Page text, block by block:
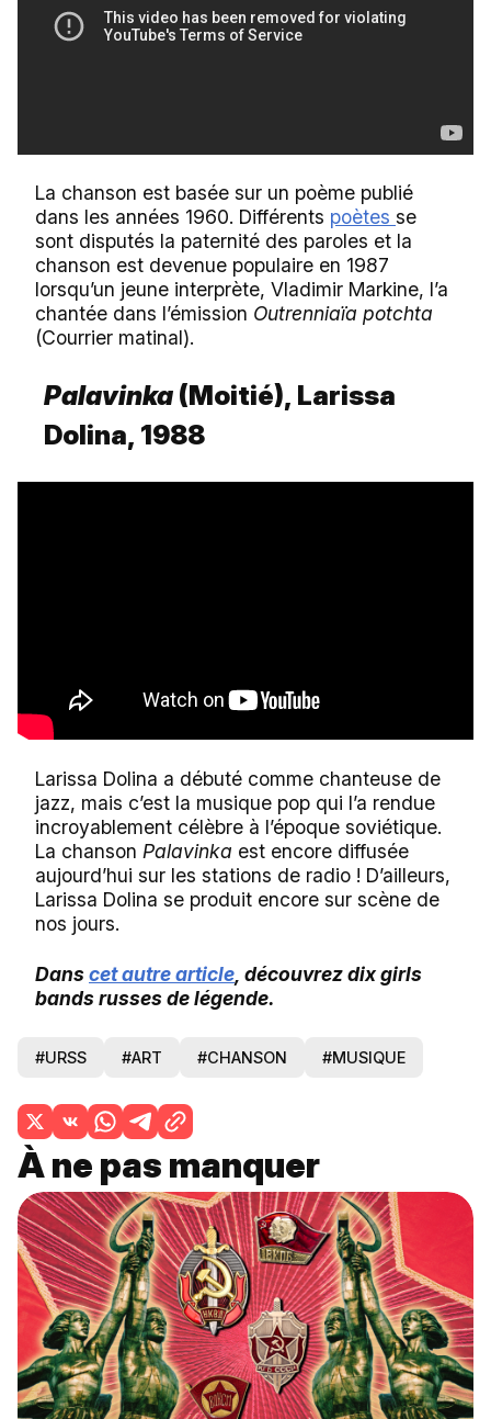
La chanson est basée sur un poème publié
dans les années 1960. Différents poètes se
sont disputés la paternité des paroles et la
chanson est devenue populaire en 1987
lorsqu’un jeune interprète, Vladimir Markine, l’a
chantée dans l’émission Outrenniaïa potchta
(Courrier matinal).
Palavinka (Moitié), Larissa
Dolina, 1988
Larissa Dolina a débuté comme chanteuse de
jazz, mais c’est la musique pop qui l’a rendue
incroyablement célèbre à l’époque soviétique.
La chanson Palavinka est encore diffusée
aujourd’hui sur les stations de radio ! D’ailleurs,
Larissa Dolina se produit encore sur scène de
nos jours.
Danscet autre article , découvrez dix girls
bands russes de légende.
#URSS #ART #CHANSON #MUSIQUE
À ne pas manquer